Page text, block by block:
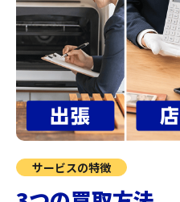
サービスの特徴